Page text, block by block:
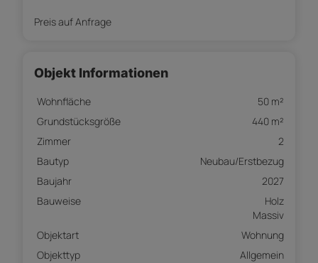
Preis auf Anfrage
Objekt Informationen
Wohnfläche
50 m²
Grundstücksgröße
440 m²
Zimmer
2
Bautyp
Neubau/Erstbezug
Baujahr
2027
Bauweise
Holz
Massiv
Objektart
Wohnung
Objekttyp
Allgemein